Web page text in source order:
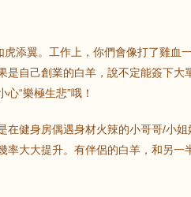
虎添翼。工作上，你們會像打了雞血
是自己創業的白羊，說不定能簽下大
“樂極生悲”哦！
在健身房偶遇身材火辣的小哥哥/小
率大大提升。有伴侶的白羊，和另一